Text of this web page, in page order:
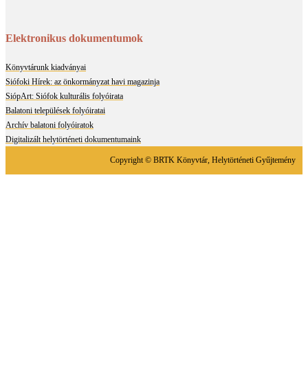
Elektronikus dokumentumok
Könyvtárunk kiadványai
Siófoki Hírek: az önkormányzat havi magazinja
SiópArt: Siófok kulturális folyóirata
Balatoni települések folyóiratai
Archív balatoni folyóiratok
Digitalizált helytörténeti dokumentumaink
Copyright © BRTK Könyvtár, Helytörténeti Gyűjtemény